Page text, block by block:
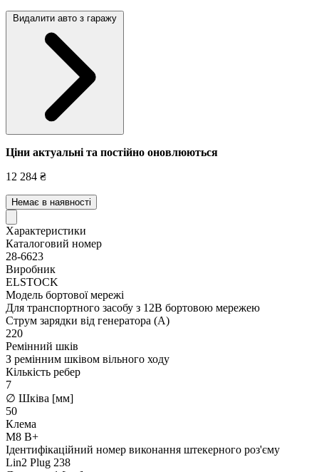
Видалити авто з гаражу
Ціни актуальні та постійно оновлюються
12 284 ₴
Немає в наявності
Характеристики
Каталоговий номер
28-6623
Виробник
ELSTOCK
Модель бортової мережі
Для транспортного засобу з 12В бортовою мережею
Струм зарядки від генератора (А)
220
Ремінний шків
З ремінним шківом вільного ходу
Кількість ребер
7
∅ Шківа [мм]
50
Клема
M8 B+
Ідентифікаційний номер виконання штекерного роз'єму
Lin2 Plug 238